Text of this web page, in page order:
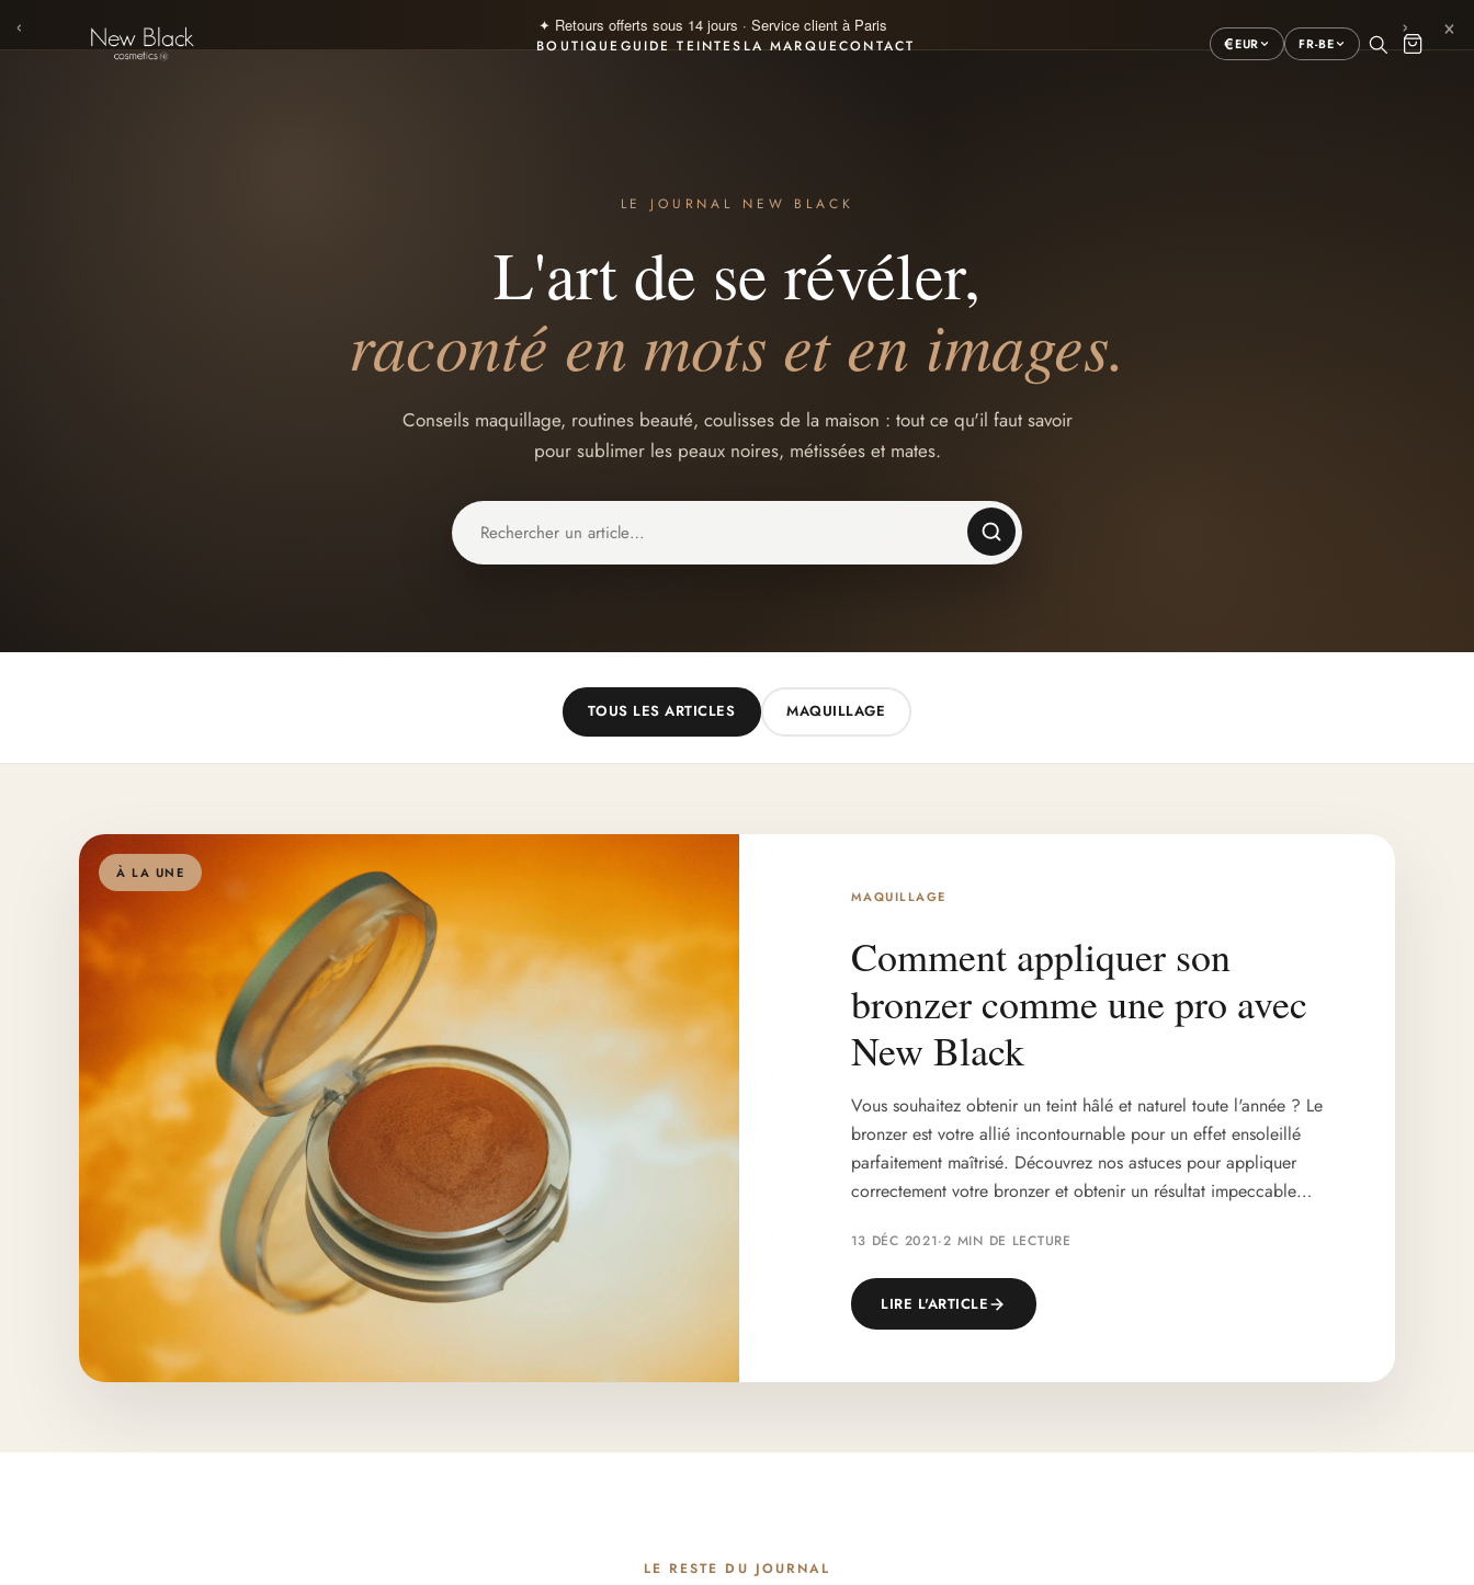
‹ ✦ Paiement 100% sécurisé · Visa · Mastercard · Klarna 4× › ×
BOUTIQUEGUIDE TEINTESLA MARQUECONTACT €EUR FR-BE
LE JOURNAL NEW BLACK
L'art de se révéler,
raconté en mots et en images.
Conseils maquillage, routines beauté, coulisses de la maison : tout ce qu'il faut savoir
pour sublimer les peaux noires, métissées et mates.
TOUS LES ARTICLES MAQUILLAGE
À LA UNE
MAQUILLAGE
Comment appliquer son
bronzer comme une pro avec
New Black
Vous souhaitez obtenir un teint hâlé et naturel toute l'année ? Le
bronzer est votre allié incontournable pour un effet ensoleillé
parfaitement maîtrisé. Découvrez nos astuces pour appliquer
correctement votre bronzer et obtenir un résultat impeccable…
13 DÉC 2021·2 MIN DE LECTURE
LIRE L'ARTICLE
LE RESTE DU JOURNAL